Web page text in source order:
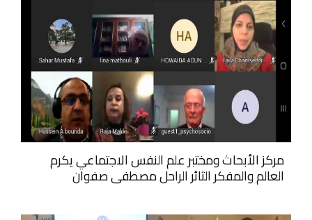
مركز الأبحاث ومختبر علم النفس الاجتماعي يكرم
العالم والمفكر الثائر الراحل مصطفى صفوان